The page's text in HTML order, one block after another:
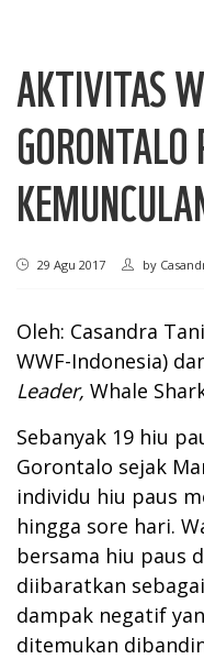
AKTIVITAS
29 Agu 2017 by
Oleh: Casandra
WWF-Indonesia)
Leader, Whale
Sebanyak 19 hiu
Gorontalo sejak
individu hiu paus
hingga sore hari.
bersama hiu paus
diibaratkan
dampak negatif
ditemukan